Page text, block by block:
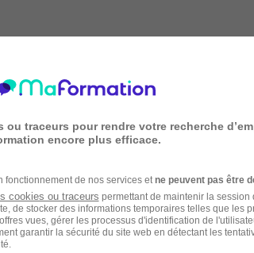
traceurs pour rendre votre recherche
encore plus efficace.
fonctionnement de nos services et ne peuvent pas être
cookies ou traceurs permettant de maintenir la session
de stocker des informations temporaires telles que les
vues, gérer les processus d'identification de
garantir la sécurité du site web en détectant les